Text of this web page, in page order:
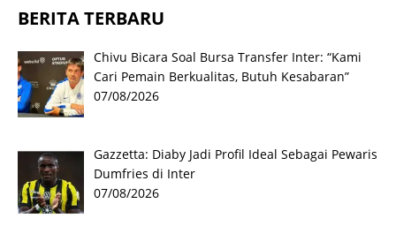
BERITA TERBARU
Chivu Bicara Soal Bursa Transfer Inter: “Kami
Cari Pemain Berkualitas, Butuh Kesabaran”
07/08/2026
Gazzetta: Diaby Jadi Profil Ideal Sebagai Pewaris
Dumfries di Inter
07/08/2026